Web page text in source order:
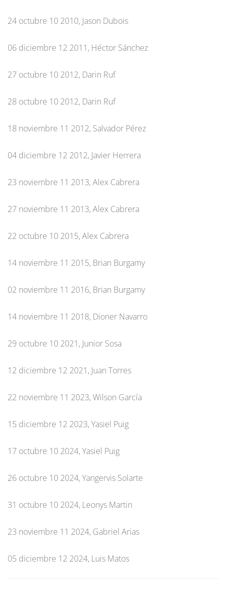
24 octubre 10 2010, Jason Dubois
06 diciembre 12 2011, Héctor Sánchez
27 octubre 10 2012, Darin Ruf
28 octubre 10 2012, Darin Ruf
18 noviembre 11 2012, Salvador Pérez
04 diciembre 12 2012, Javier Herrera
23 noviembre 11 2013, Alex Cabrera
27 noviembre 11 2013, Alex Cabrera
22 octubre 10 2015, Alex Cabrera
14 noviembre 11 2015, Brian Burgamy
02 noviembre 11 2016, Brian Burgamy
14 noviembre 11 2018, Dioner Navarro
29 octubre 10 2021, Junior Sosa
12 diciembre 12 2021, Juan Torres
22 noviembre 11 2023, Wilson García
15 diciembre 12 2023, Yasiel Puig
17 octubre 10 2024, Yasiel Puig
26 octubre 10 2024, Yangervis Solarte
31 octubre 10 2024, Leonys Martin
23 noviembre 11 2024, Gabriel Arias
05 diciembre 12 2024, Luis Matos